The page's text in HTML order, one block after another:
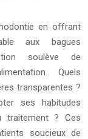
en offrant
aux bagues
soulève de
Quels
transparentes ?
ses habitudes
traitement ? Ces
soucieux de